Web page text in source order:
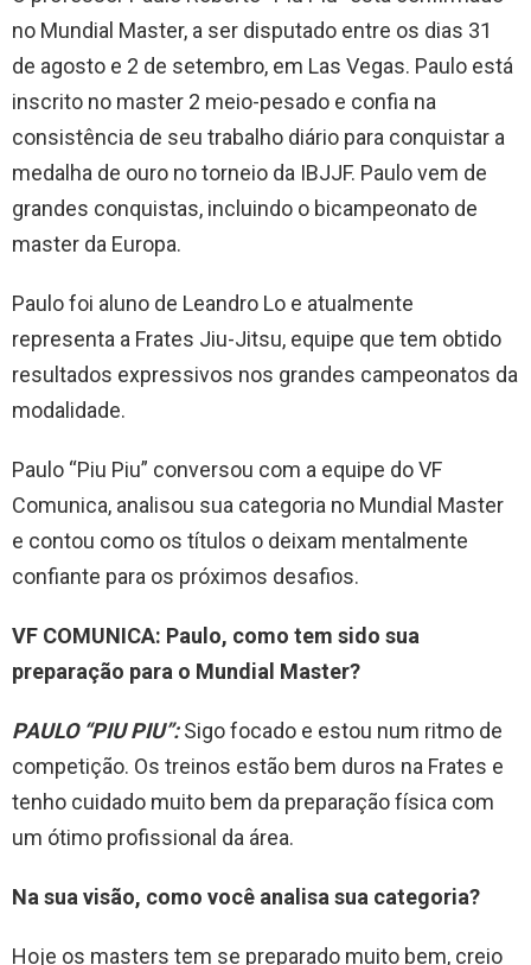
no Mundial Master, a ser disputado entre os dias 31
de agosto e 2 de setembro, em Las Vegas. Paulo está
inscrito no master 2 meio-pesado e confia na
consistência de seu trabalho diário para conquistar a
medalha de ouro no torneio da IBJJF. Paulo vem de
grandes conquistas, incluindo o bicampeonato de
master da Europa.
Paulo foi aluno de Leandro Lo e atualmente
representa a Frates Jiu-Jitsu, equipe que tem obtido
resultados expressivos nos grandes campeonatos da
modalidade.
Paulo “Piu Piu” conversou com a equipe do VF
Comunica, analisou sua categoria no Mundial Master
e contou como os títulos o deixam mentalmente
confiante para os próximos desafios.
VF COMUNICA: Paulo, como tem sido sua
preparação para o Mundial Master?
PAULO “PIU PIU”: Sigo focado e estou num ritmo de
competição. Os treinos estão bem duros na Frates e
tenho cuidado muito bem da preparação física com
um ótimo profissional da área.
Na sua visão, como você analisa sua categoria?
Hoje os masters tem se preparado muito bem, creio